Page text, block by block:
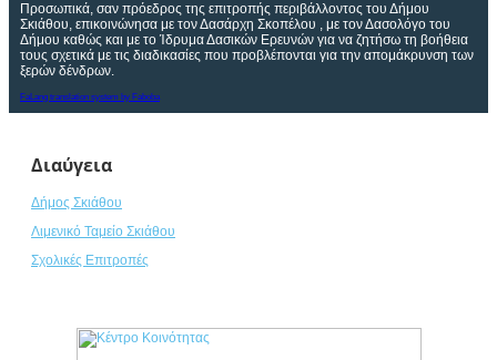
Προσωπικά, σαν πρόεδρος της επιτροπής περιβάλλοντος του Δήμου
Σκιάθου, επικοινώνησα με τον Δασάρχη Σκοπέλου , με τον Δασολόγο του
Δήμου καθώς και με το Ίδρυμα Δασικών Ερευνών για να ζητήσω τη βοήθεια
τους σχετικά με τις διαδικασίες που προβλέπονται για την απομάκρυνση των
ξερών δένδρων.
FaLang translation system by Faboba
Διαύγεια
Δήμος Σκιάθου
Λιμενικό Ταμείο Σκιάθου
Σχολικές Επιτροπές